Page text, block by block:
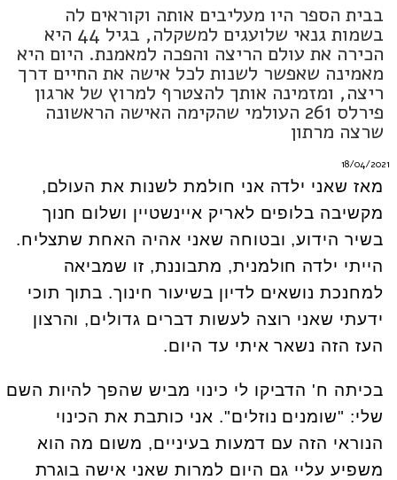
בבית הספר היו מעליבים אותה וקוראים לה
בשמות גנאי שלועגים למשקלה, בגיל 44 היא
הכירה את עולם הריצה והפכה למאמנת. היום היא
מאמינה שאפשר לשנות לכל אישה את החיים דרך
ריצה, ומזמינה אותך להצטרף למרוץ של ארגון
פירלס 261 העולמי שהקימה האישה הראשונה
שרצה מרתון
18/04/2021
מאז שאני ילדה אני חולמת לשנות את העולם,
מקשיבה בלופים לאריק איינשטיין ושלום חנוך
בשיר הידוע, ובטוחה שאני אהיה האחת שתצליח.
הייתי ילדה חולמנית, מתבוננת, זו שמביאה
למחנכת נושאים לדיון בשיעור חינוך. בתוך תוכי
ידעתי שאני רוצה לעשות דברים גדולים, והרצון
העז הזה נשאר איתי עד היום.
בכיתה ח' הדביקו לי כינוי מביש שהפך להיות השם
שלי: "שומנים נוזלים". אני כותבת את הכינוי
הנוראי הזה עם דמעות בעיניים, משום מה הוא
משפיע עליי גם היום למרות שאני אישה בוגרת